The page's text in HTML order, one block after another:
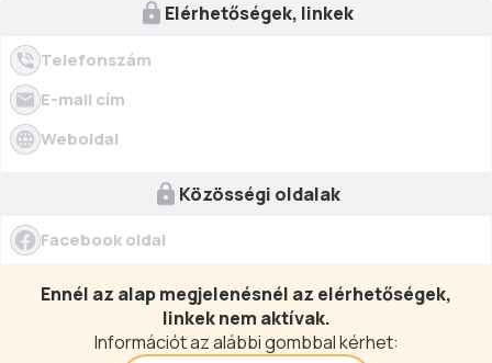
Elérhetőségek, linkek
Telefonszám
E-mail cím
Weboldal
Közösségi oldalak
Facebook oldal
Ennél az alap megjelenésnél az elérhetőségek,
linkek nem aktívak.
Információt az alábbi gombbal kérhet: